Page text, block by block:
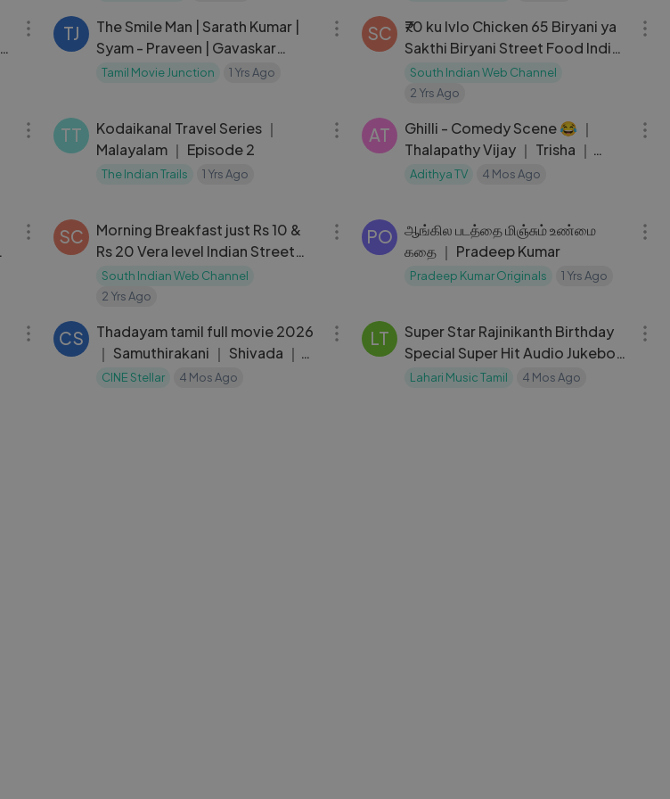
TJ
The Smile Man | Sarath Kumar |
Syam - Praveen | Gavaskar
Avinash
Tamil Movie Junction 1 Yrs Ago
SC
₹70 ku Ivlo Chicken 65 Biryani ya
Sakthi Biryani Street Food Indian
Street Food
South Indian Web Channel
2 Yrs Ago
TT
Kodaikanal Travel Series ｜
Malayalam ｜ Episode 2
The Indian Trails 1 Yrs Ago
AT
Ghilli - Comedy Scene 😂 ｜
Thalapathy Vijay ｜ Trisha ｜
Prakash Raj ｜ Adithya TV
Adithya TV 4 Mos Ago
SC
Morning Breakfast just Rs 10 &
Rs 20 Vera level Indian Street
Food
South Indian Web Channel
2 Yrs Ago
PO
ஆங்கில படத்தை மிஞ்சும் உண்மை
கதை ｜ Pradeep Kumar
Pradeep Kumar Originals 1 Yrs Ago
CS
Thadayam tamil full movie 2026
｜ Samuthirakani ｜ Shivada ｜
Hari ｜ Movie Revie
CINE Stellar 4 Mos Ago
LT
Super Star Rajinikanth Birthday
Special Super Hit Audio Jukebox
｜ Rajinikanth O
Lahari Music Tamil 4 Mos Ago